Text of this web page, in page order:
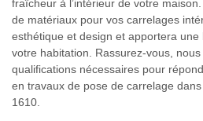
fraîcheur à l’intérieur de votre
de matériaux pour vos carrelages
esthétique et design et apportera
votre habitation. Rassurez-vous,
qualifications nécessaires pour
en travaux de pose de carrelage
1610.